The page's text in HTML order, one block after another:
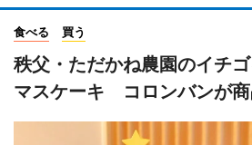
食べる 買う
秩父・ただかね農園のイチ
マスケーキ コロンバンが